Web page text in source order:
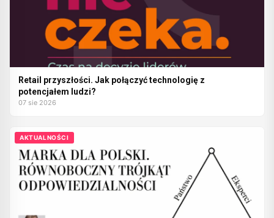
Retail przyszłości. Jak połączyć technologię z
potencjałem ludzi?
07 sie 2026
AKTUALNOŚCI